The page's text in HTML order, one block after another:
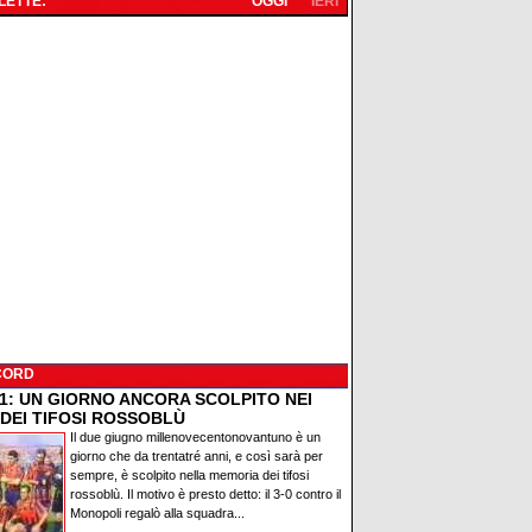
UN GIORNO ANCORA SCOLPITO NEI
TIFOSI ROSSOBLÙ
Il due giugno millenovecentonovantuno è un
giorno che da trentatré anni, e così sarà per
sempre, è scolpito nella memoria dei tifosi
rossoblù. Il motivo è presto detto: il 3-0 contro il
Monopoli regalò alla squadra...